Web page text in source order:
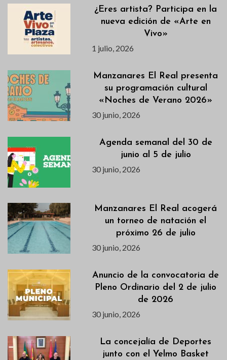
¿Eres artista? Participa en la
nueva edición de «Arte en
Vivo»
1 julio, 2026
Manzanares El Real presenta
su programación cultural
«Noches de Verano 2026»
30 junio, 2026
Agenda semanal del 30 de
junio al 5 de julio
30 junio, 2026
Manzanares El Real acogerá
un torneo de natación el
próximo 26 de julio
30 junio, 2026
Anuncio de la convocatoria de
Pleno Ordinario del 2 de julio
de 2026
30 junio, 2026
La concejalía de Deportes
junto con el Yelmo Basket